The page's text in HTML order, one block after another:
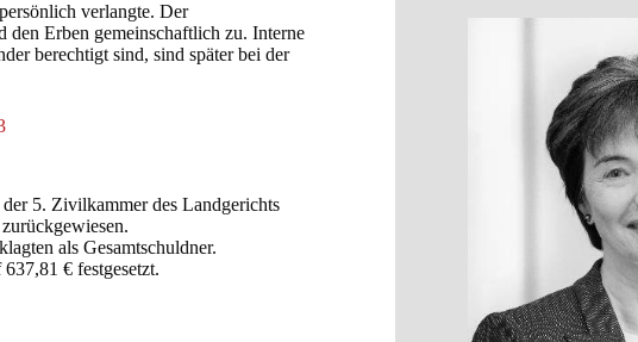
verlangte. Der
den Erben gemeinschaftlich zu. Interne
berechtigt sind, sind später bei der
5. Zivilkammer des Landgerichts
als Gesamtschuldner.
€ festgesetzt.